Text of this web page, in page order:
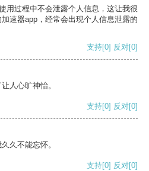
用过程中不会泄露个人信息，这让我很
速器app，经常会出现个人信息泄露的
支持[0] 反对[0]
人心旷神怡。
支持[0] 反对[0]
久不能忘怀。
支持[0] 反对[0]